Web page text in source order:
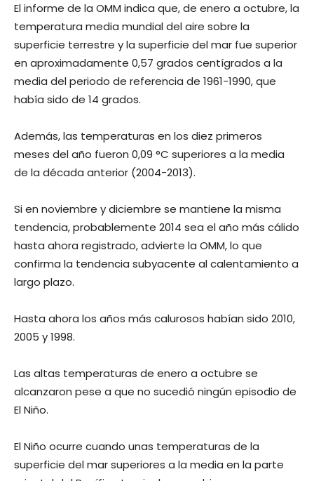
El informe de la OMM indica que, de enero a octubre, la
temperatura media mundial del aire sobre la
superficie terrestre y la superficie del mar fue superior
en aproximadamente 0,57 grados centígrados a la
media del periodo de referencia de 1961-1990, que
había sido de 14 grados.
Además, las temperaturas en los diez primeros
meses del año fueron 0,09 °C superiores a la media
de la década anterior (2004-2013).
Si en noviembre y diciembre se mantiene la misma
tendencia, probablemente 2014 sea el año más cálido
hasta ahora registrado, advierte la OMM, lo que
confirma la tendencia subyacente al calentamiento a
largo plazo.
Hasta ahora los años más calurosos habían sido 2010,
2005 y 1998.
Las altas temperaturas de enero a octubre se
alcanzaron pese a que no sucedió ningún episodio de
El Niño.
El Niño ocurre cuando unas temperaturas de la
superficie del mar superiores a la media en la parte